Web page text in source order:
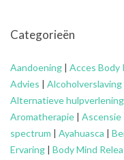
Categorieën
Aandoening | Acces Body
Advies | Alcoholverslaving
Alternatieve hulpverlening
Aromatherapie | Ascensie
spectrum | Ayahuasca |
Ervaring | Body Mind